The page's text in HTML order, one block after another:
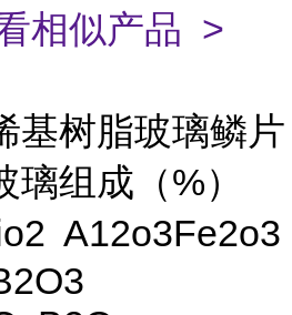
相似产品 >
基树脂玻璃鳞片
组成（%）
A12o3Fe2o3